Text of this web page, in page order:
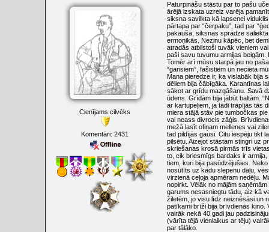
Cienījams cilvēks
Komentāri: 2431
Paturpināšu stāstu par to pašu
ārējā izskata uzreiz varēja
siksna savilkta kā lapsenei
pārtapa par “čerpaku”, tad par
pakauša, siksnas sprādze
ermoņikās. Nezinu kāpēc, bet
atradās atbilstoši tuvāk vieniem
paši savu tuvumu armijas
Tomēr arī mūsu starpā jau no
“gansiem”, fašistiem un necieta
Mana pieredze ir, ka vislabāk bija
dēliem bija čābīgāka. Karantīnas
sākot ar grīdu mazgāšanu. Savā
ūdens. Grīdām bija jābūt baltām.
ar kartupeļiem, ja tādi trāpījās tās
miera stājā stāv pie tumbočkas
vai neass divrocis zāģis.
mežā lasīt ofiņam mellenes vai
tad pildījās gausi. Citu iespēju tikt
pilsētu. Aizejot stāstam stingri uz
skriešanas krosā pirmās trīs
to, cik briesmīgs bardaks ir
tiem, kuri bija pasūdzējušies.
nosūtīts uz kādu slepenu daļu,
virzienā ceļoja apmēram nedēļu.
nopirkt. Vēlāk no mājām
garums nesasniegtu tādu, aiz kā
žiletēm, jo visu līdz neiznēsāsi un
patīkami brīži bija brīvdienās kino.
vairāk nekā 40 gadi jau
(vārīta tējā vienlaikus ar tēju)
par tālāko.